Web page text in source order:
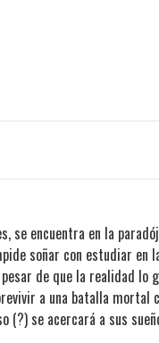
se encuentra en la
soñar con estudiar en
de que la realidad lo
a una batalla mortal
se acercará a sus